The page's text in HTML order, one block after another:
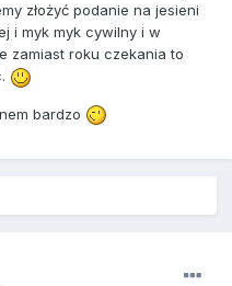
złożyć podanie na jesieni
i myk myk cywilny i w
zamiast roku czekania to
bardzo